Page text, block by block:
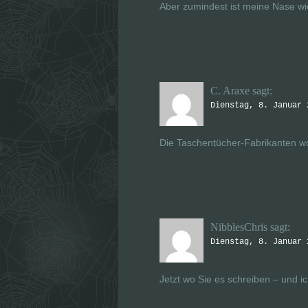
Aber zumindest ist meine Nase
C. Araxe sagt:
Dienstag, 8. Januar
Die Taschentücher-Fabrikanten
NibblesChris sagt:
Dienstag, 8. Januar
Jetzt wo Sie es schreiben – und